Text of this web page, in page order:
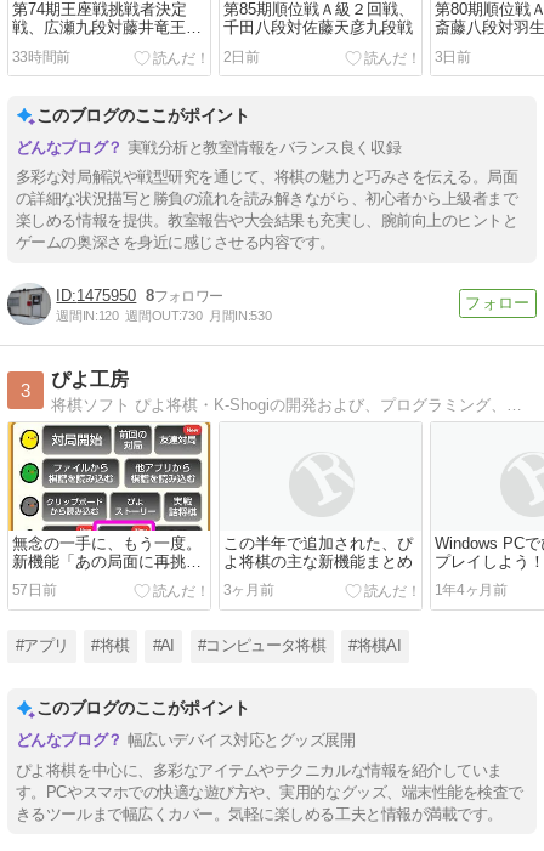
第74期王座戦挑戦者決定
戦、広瀬九段対藤井竜王・
名人戦
33時間前
第85期順位戦Ａ級２回戦、
千田八段対佐藤天彦九段戦
2日前
第80期順位戦
斎藤八段対羽
3日前
このブログのここがポイント
実戦分析と教室情報をバランス良く収録
多彩な対局解説や戦型研究を通じて、将棋の魅力と巧みさを伝える。局面
の詳細な状況描写と勝負の流れを読み解きながら、初心者から上級者まで
楽しめる情報を提供。教室報告や大会結果も充実し、腕前向上のヒントと
ゲームの奥深さを身近に感じさせる内容です。
1475950 8
週間IN:120 週間OUT:730 月間IN:530
3
ぴよ工房
無念の一手に、もう一度。
新機能「あの局面に再挑
57日前
この半年で追加された、ぴ
よ将棋の主な新機能まとめ
3ヶ月前
Windows PC
プレイしよう！
1年4ヶ月前
#アプリ #将棋 #AI #コンピュータ将棋 #将棋AI
このブログのここがポイント
幅広いデバイス対応とグッズ展開
ぴよ将棋を中心に、多彩なアイテムやテクニカルな情報を紹介していま
す。PCやスマホでの快適な遊び方や、実用的なグッズ、端末性能を検査で
きるツールまで幅広くカバー。気軽に楽しめる工夫と情報が満載です。